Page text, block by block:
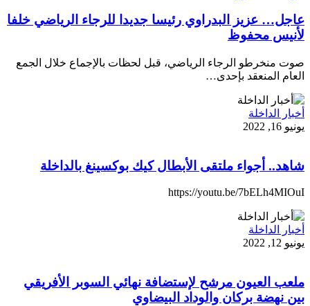
عاجل… عزيز البدراوي رئيسا جديدا للرجاء الرياضي خلفا
لأنيس محفوظ
صوت منخرطو الرجاء الرياضي، قبل لحظات بالإجماع خلال الجمع
العام المنعقد بإحدى…
أخبار الداخلة
يونيو 16, 2022
شاهد.. أجواء ملتقى الأبطال كيك بوكسينغ بالداخلة
https://youtu.be/7bELh4MIOuI
أخبار الداخلة
يونيو 12, 2022
ملعب العيون مرشح لإستضافة نهائي السوبر الأفريقي
بين نهضة بركان والوداد البيضاوي